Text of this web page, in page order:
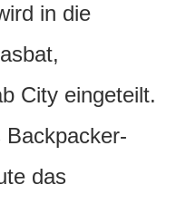
in die
City eingeteilt.
Backpacker-
das